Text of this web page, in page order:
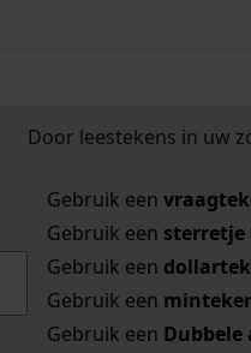
Door leestekens in uw
Gebruik een
Gebruik een sterretje
Gebruik een
Gebruik een
Gebruik een